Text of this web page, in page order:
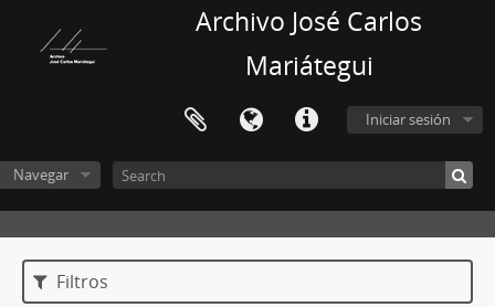
Archivo José Carlos
Mariátegui
Iniciar sesión
Navegar
Filtros